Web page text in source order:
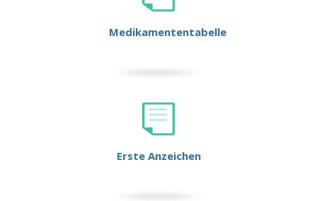
Medikamententabelle
Erste Anzeichen